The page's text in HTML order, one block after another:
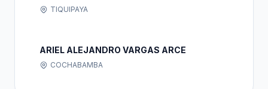
TIQUIPAYA
ARIEL ALEJANDRO VARGAS ARCE
COCHABAMBA